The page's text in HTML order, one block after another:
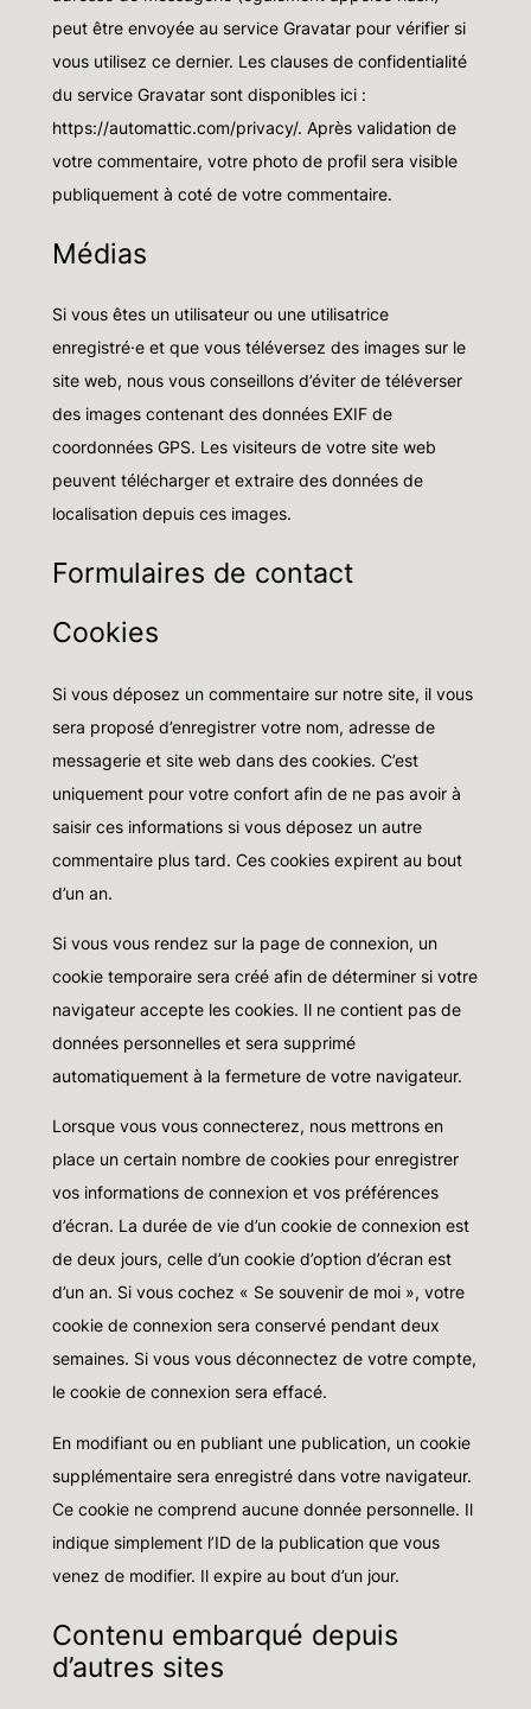
peut être envoyée au service Gravatar pour vérifier si
vous utilisez ce dernier. Les clauses de confidentialité
du service Gravatar sont disponibles ici :
https://automattic.com/privacy/. Après validation de
votre commentaire, votre photo de profil sera visible
publiquement à coté de votre commentaire.
Médias
Si vous êtes un utilisateur ou une utilisatrice
enregistré·e et que vous téléversez des images sur le
site web, nous vous conseillons d’éviter de téléverser
des images contenant des données EXIF de
coordonnées GPS. Les visiteurs de votre site web
peuvent télécharger et extraire des données de
localisation depuis ces images.
Formulaires de contact
Cookies
Si vous déposez un commentaire sur notre site, il vous
sera proposé d’enregistrer votre nom, adresse de
messagerie et site web dans des cookies. C’est
uniquement pour votre confort afin de ne pas avoir à
saisir ces informations si vous déposez un autre
commentaire plus tard. Ces cookies expirent au bout
d’un an.
Si vous vous rendez sur la page de connexion, un
cookie temporaire sera créé afin de déterminer si votre
navigateur accepte les cookies. Il ne contient pas de
données personnelles et sera supprimé
automatiquement à la fermeture de votre navigateur.
Lorsque vous vous connecterez, nous mettrons en
place un certain nombre de cookies pour enregistrer
vos informations de connexion et vos préférences
d’écran. La durée de vie d’un cookie de connexion est
de deux jours, celle d’un cookie d’option d’écran est
d’un an. Si vous cochez « Se souvenir de moi », votre
cookie de connexion sera conservé pendant deux
semaines. Si vous vous déconnectez de votre compte,
le cookie de connexion sera effacé.
En modifiant ou en publiant une publication, un cookie
supplémentaire sera enregistré dans votre navigateur.
Ce cookie ne comprend aucune donnée personnelle. Il
indique simplement l’ID de la publication que vous
venez de modifier. Il expire au bout d’un jour.
Contenu embarqué depuis
d’autres sites